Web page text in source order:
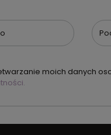
moich danych